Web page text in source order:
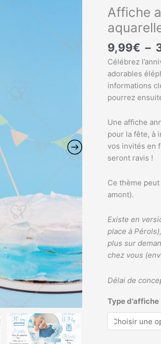
Affiche
9,99€ –
Célébrez
adorables
informations
pourrez
Une affiche
pour la fête, à
vos invités en
seront ravis !
Ce thème
amont).
Existe en
place à
plus sur
chez vous
Délai de
Type d'affiche
de
Affiche
anniversaire
personnalisée
éléphant
aquarelle